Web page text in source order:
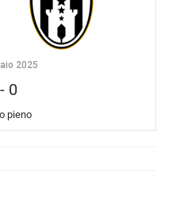
2025
- 0
pieno